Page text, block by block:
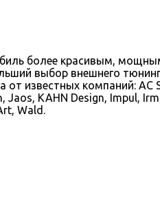
более красивым,
выбор внешнего
известных компаний: AC
KAHN Design, Impul,
Wald.